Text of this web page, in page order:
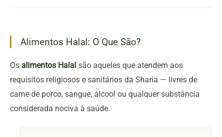
Alimentos Halal: O Que São?
Os alimentos Halal são aqueles que atendem aos
requisitos religiosos e sanitários da Sharia — livres de
carne de porco, sangue, álcool ou qualquer substância
considerada nociva à saúde.